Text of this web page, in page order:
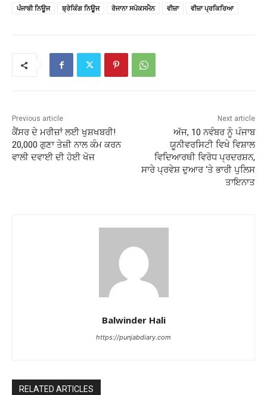
ਪੰਜਾਬੀ ਨਿਊਜ ਬ੍ਰੇਕਿੰਗ ਨਿਊਜ ਰੋਜਾਨਾ ਸਪੋਕਸਮੈਨ ਵੀਜ਼ਾ ਵੀਜ਼ਾ ਪ੍ਰਕਿਰਿਆ
Previous article
ਕੈਂਸਰ ਦੇ ਮਰੀਜ਼ਾਂ ਲਈ ਖੁਸ਼ਖਬਰੀ!
20,000 ਗੁਣਾ ਤੇਜ਼ੀ ਨਾਲ ਕੰਮ ਕਰਨ
ਵਾਲੀ ਦਵਾਈ ਦੀ ਹੋਈ ਖੋਜ
Next article
ਅੱਜ, 10 ਨਵੰਬਰ ਨੂੰ ਪੰਜਾਬ
ਯੂਨੀਵਰਸਿਟੀ ਵਿਖੇ ਵਿਸ਼ਾਲ
ਵਿਦਿਆਰਥੀ ਵਿਰੋਧ ਪ੍ਰਦਰਸ਼ਨ,
ਸਾਰੇ ਪ੍ਰਵੇਸ਼ ਦੁਆਰ ‘ਤੇ ਭਾਰੀ ਪੁਲਿਸ
ਤਾਇਨਾਤ
Balwinder Hali
https://punjabdiary.com
RELATED ARTICLES